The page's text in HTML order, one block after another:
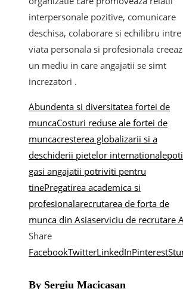
interpersonale pozitive, comunicare
deschisa, colaborare si echilibru intre
viata personala si profesionala
un mediu in care angajatii se simt
increzatori .
Abundenta si diversitatea fortei de
muncaCosturi reduse ale fortei de
muncacresterea globalizarii si a
deschiderii pietelor internationalepoti
gasi angajatii potriviti pentru
tinePregatirea academica si
profesionalarecrutarea de forta de
munca din Asiaserviciu de recrutare
Share
FacebookTwitterLinkedInPinterest
By Sergiu Macicasan